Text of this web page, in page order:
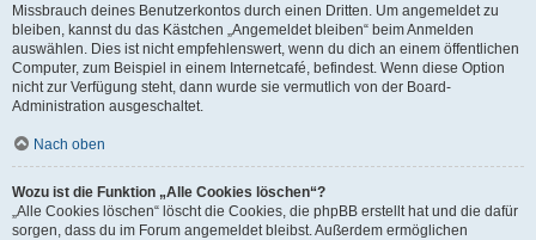
Missbrauch deines Benutzerkontos durch einen Dritten. Um angemeldet zu
bleiben, kannst du das Kästchen „Angemeldet bleiben“ beim Anmelden
auswählen. Dies ist nicht empfehlenswert, wenn du dich an einem öffentlichen
Computer, zum Beispiel in einem Internetcafé, befindest. Wenn diese Option
nicht zur Verfügung steht, dann wurde sie vermutlich von der Board-
Administration ausgeschaltet.
Nach oben
Wozu ist die Funktion „Alle Cookies löschen“?
„Alle Cookies löschen“ löscht die Cookies, die phpBB erstellt hat und die dafür
sorgen, dass du im Forum angemeldet bleibst. Außerdem ermöglichen